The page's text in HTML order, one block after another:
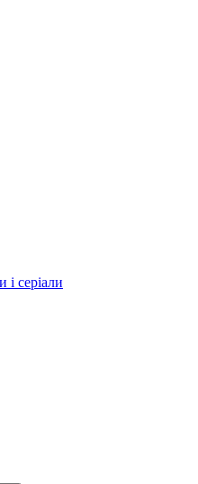
і серіали